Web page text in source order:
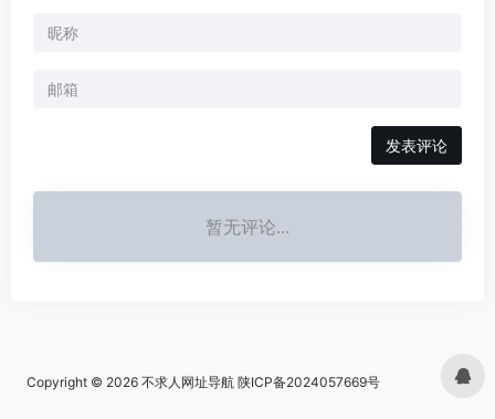
发表评论
暂无评论...
Copyright © 2026 不求人网址导航 陕ICP备2024057669号